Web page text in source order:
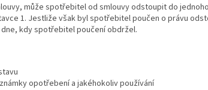
může spotřebitel od smlouvy odstoupit do
1. Jestliže však byl spotřebitel poučen o právu
kdy spotřebitel poučení obdržel.
opotřebení a jakéhokoliv používání